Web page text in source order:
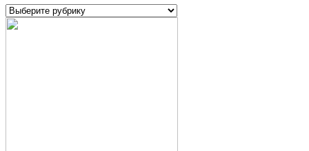
Рубрики